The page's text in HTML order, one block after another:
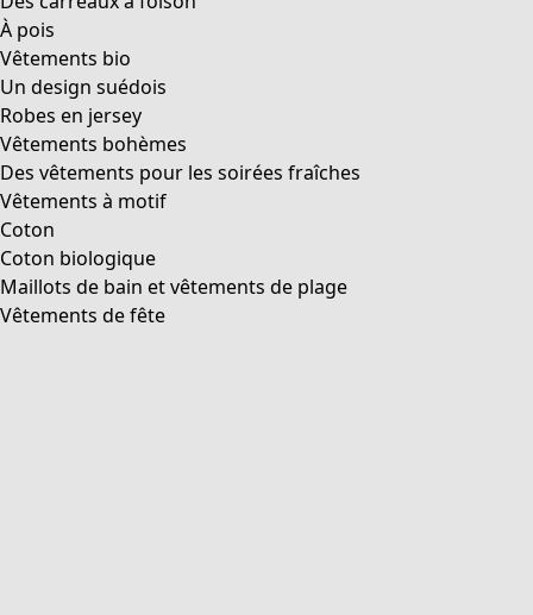
À pois
Vêtements bio
Un design suédois
Robes en jersey
Vêtements bohèmes
Des vêtements pour les soirées fraîches
Vêtements à motif
Coton
Coton biologique
Maillots de bain et vêtements de plage
Vêtements de fête